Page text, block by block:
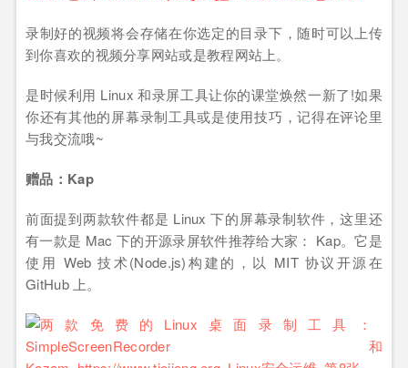
录制好的视频将会存储在你选定的目录下，随时可以上传
到你喜欢的视频分享网站或是教程网站上。
是时候利用 Linux 和录屏工具让你的课堂焕然一新了!如果
你还有其他的屏幕录制工具或是使用技巧，记得在评论里
与我交流哦~
赠品：Kap
前面提到两款软件都是 Linux 下的屏幕录制软件，这里还
有一款是 Mac 下的开源录屏软件推荐给大家： Kap。它是
使用 Web 技术(Node.js)构建的，以 MIT 协议开源在
GitHub 上。